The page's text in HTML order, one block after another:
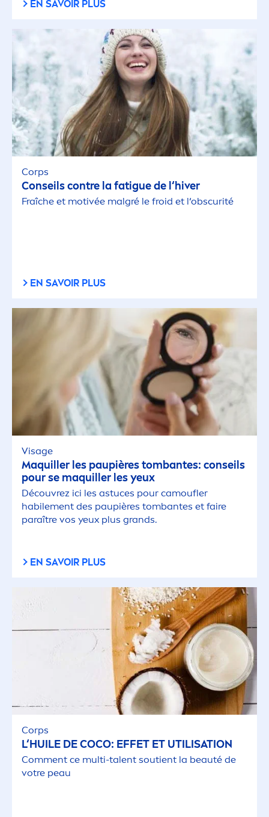
EN SAVOIR PLUS
Corps
Conseils contre la fatigue de l‘hiver
Fraîche et motivée malgré le froid et l‘obscurité
EN SAVOIR PLUS
Visage
Maquiller les paupières tombantes: conseils
pour se maquiller les yeux
Découvrez ici les astuces pour camoufler
habilement des paupières tombantes et faire
paraître vos yeux plus grands.
EN SAVOIR PLUS
Corps
L‘HUILE DE COCO: EFFET ET UTILISATION
Comment ce multi-talent soutient la beauté de
votre peau